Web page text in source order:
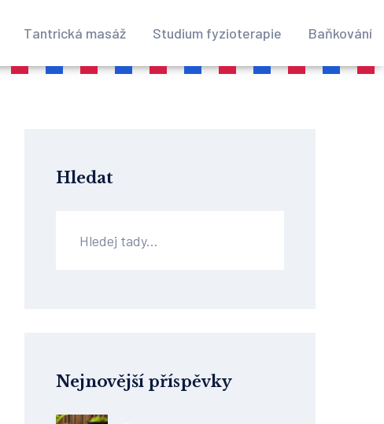
Tantrická masáž Studium fyzioterapie Baňkování
Hledat
Nejnovější příspěvky